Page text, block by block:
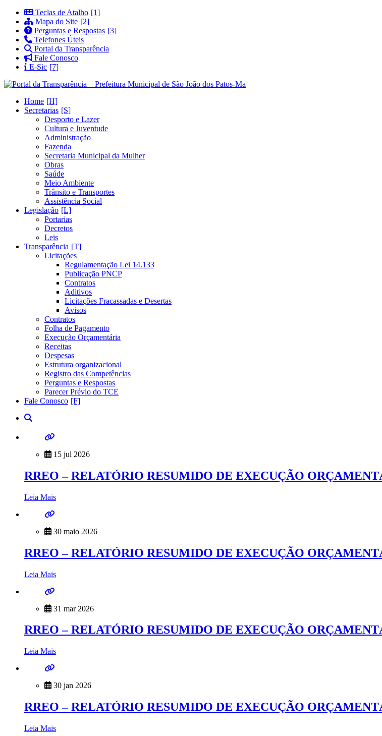
Teclas de Atalho
Mapa do Site
Perguntas e Respostas
Telefones Úteis
Portal da Transparência
Fale Conosco
E-Sic
Home
Secretarias
Desporto e Lazer
Cultura e Juventude
Administração
Fazenda
Secretaria Municipal da Mulher
Obras
Saúde
Meio Ambiente
Trânsito e Transportes
Assistência Social
Legislação
Portarias
Decretos
Leis
Transparência
Licitações
Regulamentação Lei 14.133
Publicação PNCP
Contratos
Aditivos
Licitações Fracassadas e Desertas
Avisos
Contratos
Folha de Pagamento
Execução Orçamentária
Receitas
Despesas
Estrutura organizacional
Registro das Competências
Perguntas e Respostas
Parecer Prévio do TCE
Fale Conosco
15 jul 2026
RREO – RELATÓRIO RESUMIDO DE EXECUÇÃO
Leia Mais
30 maio 2026
RREO – RELATÓRIO RESUMIDO DE EXECUÇÃO
Leia Mais
31 mar 2026
RREO – RELATÓRIO RESUMIDO DE EXECUÇÃO
Leia Mais
30 jan 2026
RREO – RELATÓRIO RESUMIDO DE EXECUÇÃO
Leia Mais